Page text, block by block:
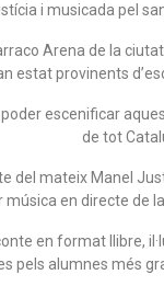
i musicada pel
Arena de la
estat provinents
poder escenificar
de tot
del mateix Manel
en directe de
en format llibre,
pels alumnes més